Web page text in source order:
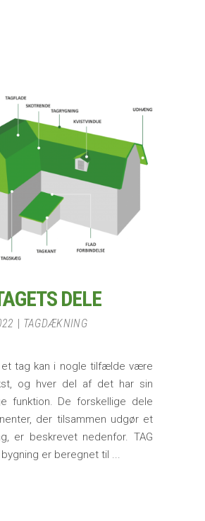
DELE
TAGDÆKNING
tag kan i nogle tilfælde være
og hver del af det har sin
funktion. De forskellige dele
der tilsammen udgør et
er beskrevet nedenfor. TAG
er beregnet til